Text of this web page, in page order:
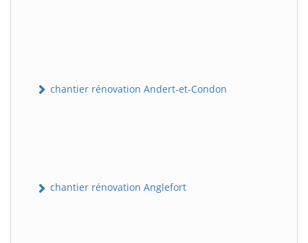
chantier rénovation Andert-et-Condon
chantier rénovation Anglefort